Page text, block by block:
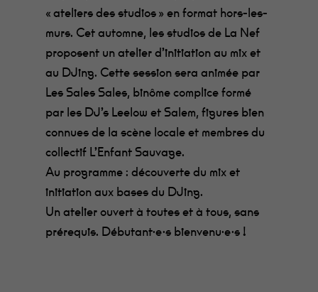
« ateliers des studios » en format hors-les-
murs. Cet automne, les studios de La Nef
proposent un atelier d’initiation au mix et
au DJing. Cette session sera animée par
Les Sales Sales, binôme complice formé
par les DJ’s Leelow et Salem, figures bien
connues de la scène locale et membres du
collectif L’Enfant Sauvage.
Au programme : découverte du mix et
initiation aux bases du DJing.
Un atelier ouvert à toutes et à tous, sans
prérequis. Débutant·e·s bienvenu·e·s !